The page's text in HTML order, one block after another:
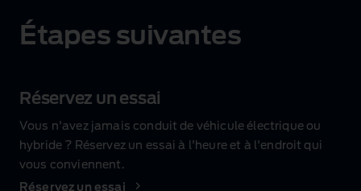
Étapes suivantes
Réservez un essai
Vous n'avez jamais conduit de véhicule électrique ou
hybride ? Réservez un essai à l'heure et à l'endroit qui
vous conviennent.
Réservez un essai